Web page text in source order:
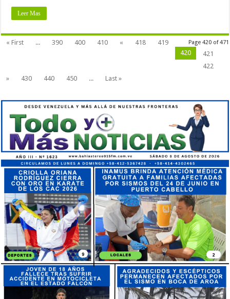
Leer Mas
Page 420 of 471
« First ... 390 400 410 « 418
419
420
421
422
»
430 440 450 ... Last »